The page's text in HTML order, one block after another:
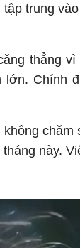
trung
thẳng
Chính
không chăm
này.